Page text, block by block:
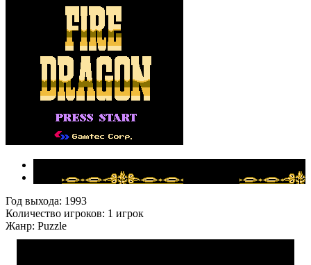
Год выхода: 1993
Количество игроков: 1 игрок
Жанр: Puzzle